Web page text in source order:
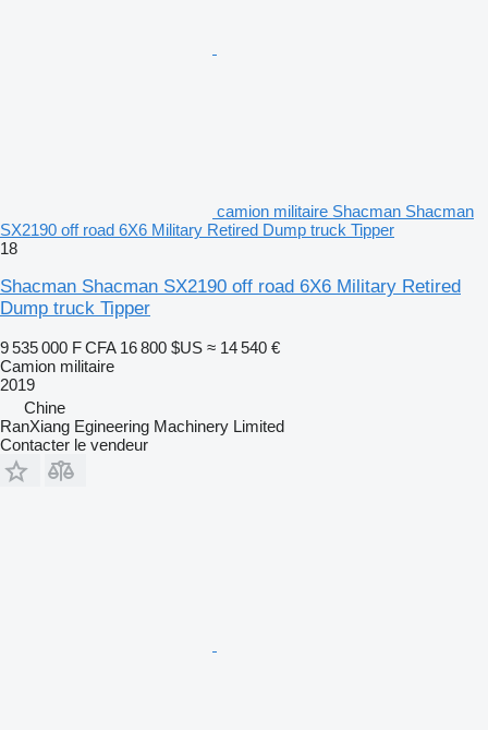
camion militaire Shacman Shacman
SX2190 off road 6X6 Military Retired Dump truck Tipper
18
Shacman Shacman SX2190 off road 6X6 Military Retired
Dump truck Tipper
9 535 000 F CFA 16 800 $US ≈ 14 540 €
Camion militaire
2019
Chine
RanXiang Egineering Machinery Limited
Contacter le vendeur